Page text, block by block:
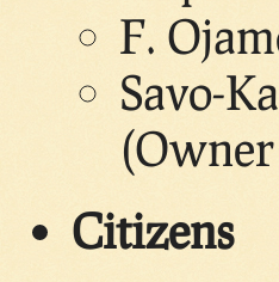
F.
Savo-
Citizens